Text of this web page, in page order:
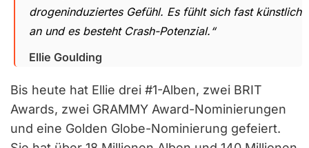
drogeninduziertes Gefühl. Es fühlt sich fast künstlich
an und es besteht Crash-Potenzial.“
Ellie Goulding
Bis heute hat Ellie drei #1-Alben, zwei BRIT
Awards, zwei GRAMMY Award-Nominierungen
und eine Golden Globe-Nominierung gefeiert.